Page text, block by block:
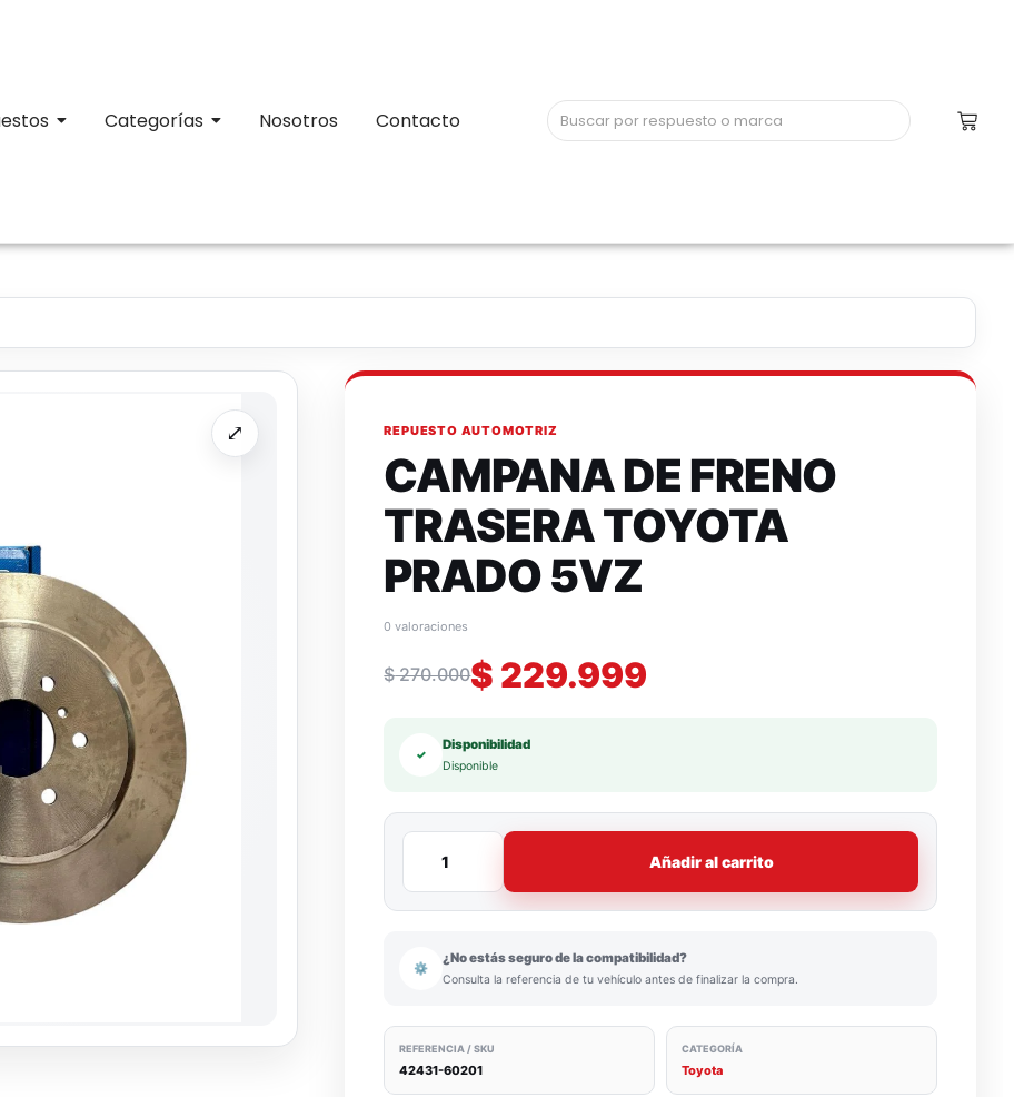
Categorías Nosotros Contacto
⤢ REPUESTO AUTOMOTRIZ
CAMPANA DE FRENO
TRASERA TOYOTA
PRADO 5VZ
0 valoraciones
$270.000$ 229.999
✓
Disponibilidad
Disponible
Añadir al carrito
⚙
¿No estás seguro de la compatibilidad?
Consulta la referencia de tu vehículo antes de finalizar la compra.
REFERENCIA / SKU
42431-60201
CATEGORÍA
Toyota